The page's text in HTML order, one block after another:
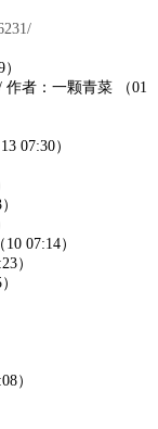
者：一颗青菜 （01
07:30）
07:14）
）
）